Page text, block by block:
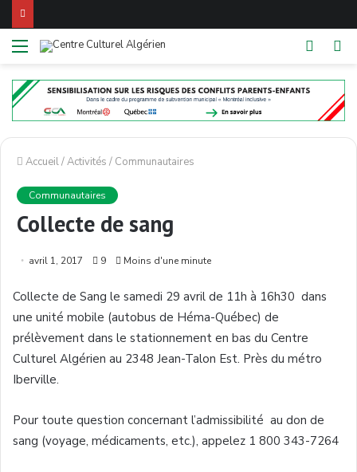
Menu
Switch
Accueil/Activités / Communautaires
Communautaires
Collecte de sang
avril 1, 2017 9 Moins d'une minute
Collecte de Sang le samedi 29 avril de 11h à 16h30 dans
une unité mobile (autobus de Héma-Québec) de
prélèvement dans le stationnement en bas du Centre
Culturel Algérien au 2348 Jean-Talon Est. Près du métro
Iberville.
Pour toute question concernant l’admissibilité au don de
sang (voyage, médicaments, etc.), appelez 1 800 343-7264